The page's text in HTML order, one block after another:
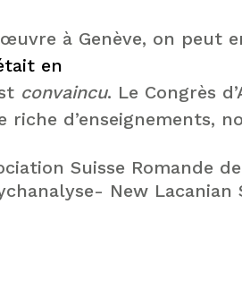
à Genève, on peut
en
convaincu. Le Congrès
riche d’enseignements,
Suisse Romande
New Lacanian